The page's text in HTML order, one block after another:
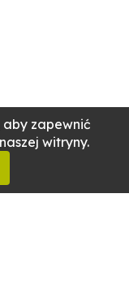
zapewnić
witryny.